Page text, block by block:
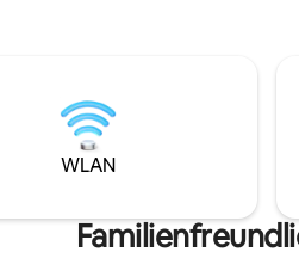
Chalet, gegenüber
der Seevögel und ihr
die Zeit. Kleiner
zum Ausruhen. Direkt an der
Pistoles und den lokalen
WLAN